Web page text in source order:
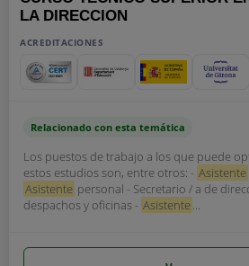
LA DIRECCION
ACREDITACIONES
Relacionado con esta temática
Los puestos de trabajo a los que puede
estos estudios son, entre otros: - Asistente
Asistente personal - Secretario / a de
despachos y oficinas - Asistente...